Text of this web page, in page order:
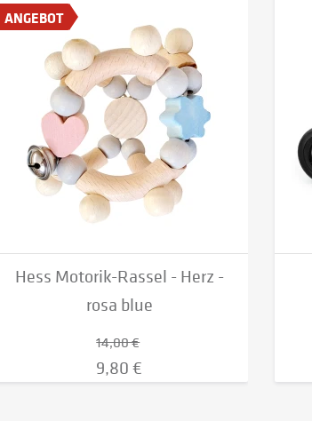
ANGEBOT
Hess Motorik-Rassel - Herz -
rosa blue
14,00 €
9,80 €